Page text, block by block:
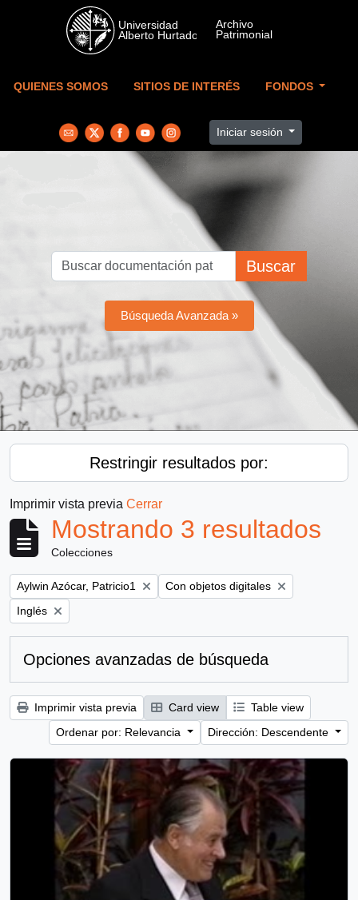
Skip to main content
QUIENES SOMOS SITIOS DE INTERÉS FONDOS
Iniciar sesión
Buscar
Búsqueda Avanzada »
Restringir resultados por:
Imprimir vista previa Cerrar
Mostrando 3 resultados
Colecciones
Remove filter:
Aylwin Azócar, Patricio1 Remove filter:
Con objetos digitales
Remove filter:
Inglés
Opciones avanzadas de búsqueda
Imprimir vista previa Card view
Table view
Ordenar por: Relevancia
Dirección: Descendente